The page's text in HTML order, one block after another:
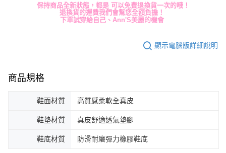
保持商品全新狀態，都是 可以免費退換貨一次的哦！
退換貨的運費我們會幫您全額負擔！
下單試穿給自己、Ann'S美麗的機會
顯示電腦版詳細說明
商品規格
鞋面材質 高質感柔軟全真皮
鞋墊材質 真皮舒適透氣墊腳
鞋底材質 防滑耐磨彈力橡膠鞋底